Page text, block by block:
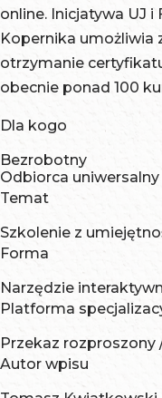
online. Inicjatywa UJ i
Kopernika umożliwia
otrzymanie
obecnie ponad 100
Dla kogo
Bezrobotny
Odbiorca uniwersalny
Temat
Szkolenie z
Forma
Narzędzie
Platforma
Przekaz rozproszony
Autor wpisu